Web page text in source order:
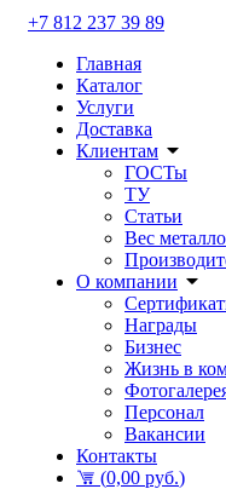
+7 812 237 39 89
Главная
Каталог
Услуги
Доставка
Клиентам
ГОСТы
ТУ
Статьи
Вес
О компании
Награды
Бизнес
Жизнь в
Персонал
Вакансии
Контакты
(0,00 руб.)